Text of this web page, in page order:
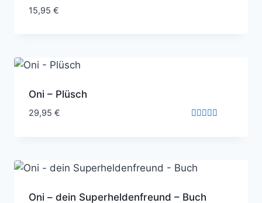
15,95 €
Oni – Plüsch
29,95 €
Oni – dein Superheldenfreund – Buch